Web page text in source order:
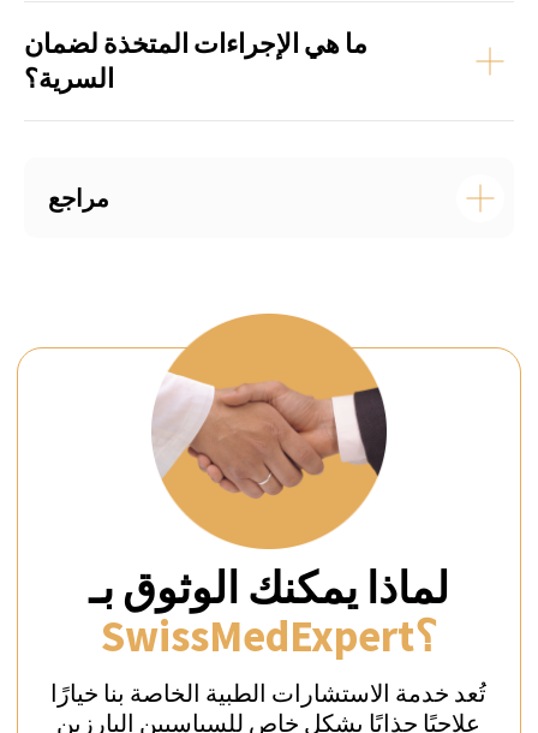
ما هي الإجراءات المتخذة لضمان
السرية؟
مراجع